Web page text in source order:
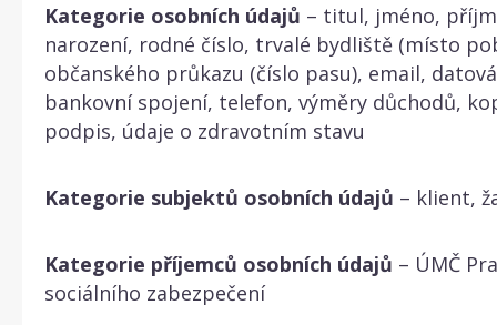
Kategorie osobních údajů – titul, jméno,
narození, rodné číslo, trvalé bydliště (místo
občanského průkazu (číslo pasu), email,
bankovní spojení, telefon, výměry důchodů,
podpis, údaje o zdravotním stavu
Kategorie subjektů osobních údajů – klient,
Kategorie příjemců osobních údajů – ÚMČ
sociálního zabezpečení